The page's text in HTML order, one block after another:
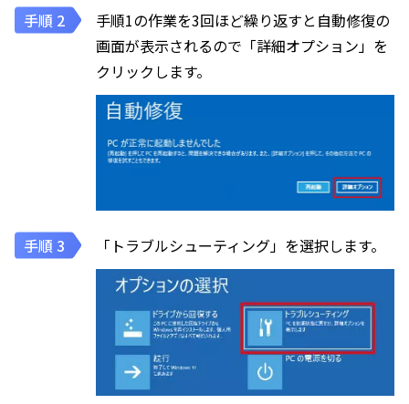
手順1の作業を3回ほど繰り返すと自動修復の
画面が表示されるので「詳細オプション」を
クリックします。
「トラブルシューティング」を選択します。